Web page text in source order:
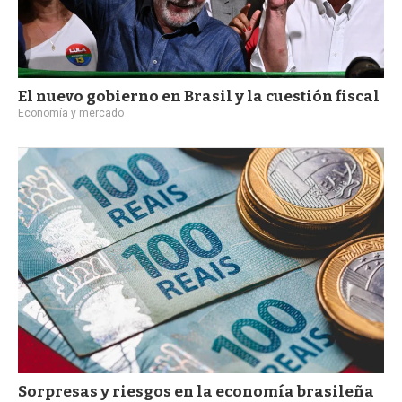
El nuevo gobierno en Brasil y la cuestión fiscal
Economía y mercado
Sorpresas y riesgos en la economía brasileña